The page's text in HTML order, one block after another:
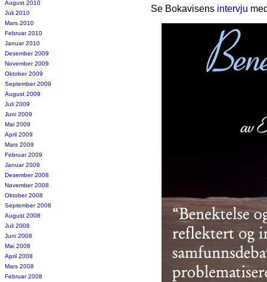
August 2010
Juli 2010
Mars 2010
Februar 2010
Januar 2010
Desember 2009
November 2009
Oktober 2009
September 2009
August 2009
Juli 2009
Juni 2009
Mai 2009
April 2009
Mars 2009
Februar 2009
Januar 2009
Desember 2008
November 2008
Oktober 2008
September 2008
August 2008
Juli 2008
Juni 2008
Mai 2008
April 2008
Mars 2008
Februar 2008
Se Bokavisens intervju